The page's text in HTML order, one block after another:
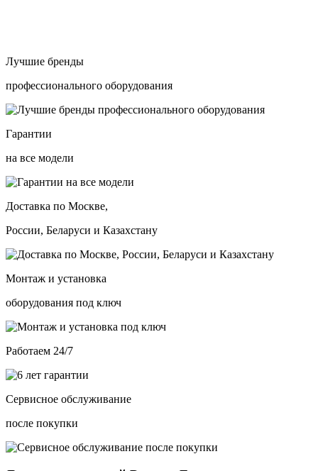
Лучшие бренды
профессионального оборудования
Гарантии
на все модели
Доставка по Москве,
России, Беларуси и Казахстану
Монтаж и установка
оборудования под ключ
Работаем 24/7
Сервисное обслуживание
после покупки